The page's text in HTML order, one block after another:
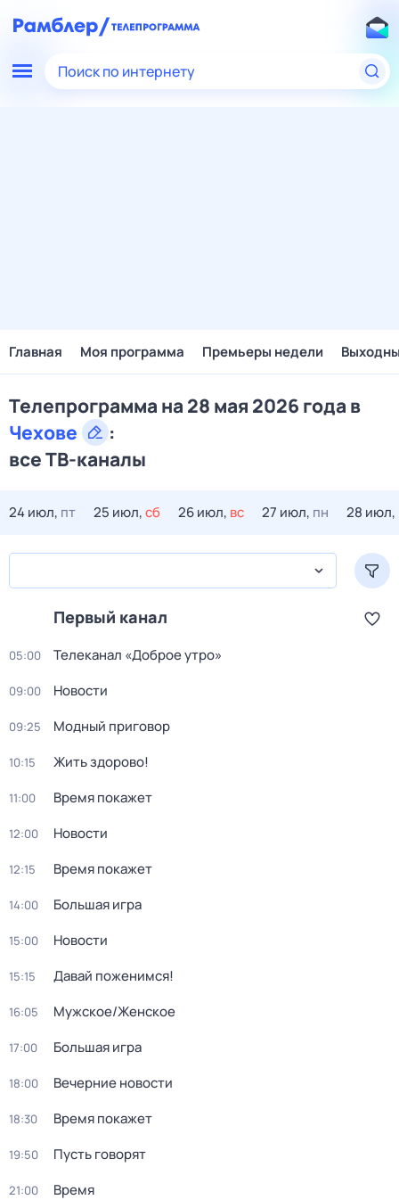
Поиск по интернету
Главная Моя программа Премьеры недели
Телепрограмма на 28 мая 2026 года в
Чехове
:
все ТВ-каналы
24 июл, пт 25 июл,сб 26 июл, вс 27 июл, пн 28 июл,
Первый канал
05:00 Телеканал «Доброе утро»
09:00 Новости
09:25 Модный приговор
10:15 Жить здорово!
11:00 Время покажет
12:00 Новости
12:15 Время покажет
14:00 Большая игра
15:00 Новости
15:15 Давай поженимся!
16:05 Мужское/Женское
17:00 Большая игра
18:00 Вечерние новости
18:30 Время покажет
19:50 Пусть говорят
21:00 Время